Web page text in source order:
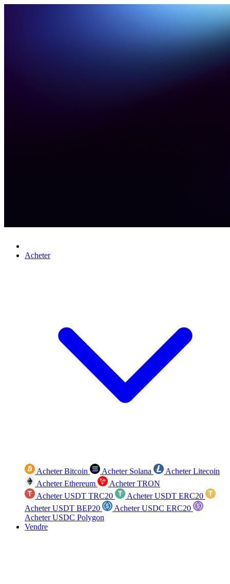
Acheter
Acheter Bitcoin Acheter Solana
Acheter Litecoin
Acheter Ethereum
Acheter TRON
Acheter USDT TRC20
Acheter USDT ERC20
Acheter USDT BEP20
Acheter USDC ERC20
Acheter USDC Polygon
Vendre